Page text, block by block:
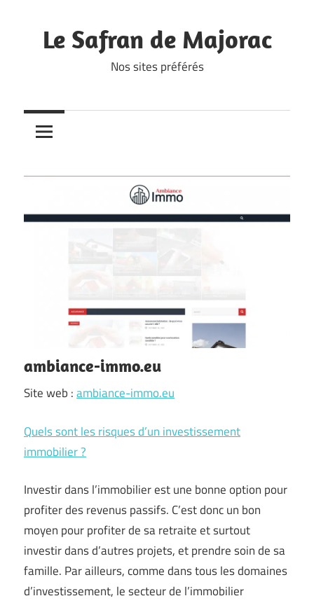
content
Le Safran de Majorac
Nos sites préférés
ambiance-immo.eu
Site web :ambiance-immo.eu
Quels sont les risques d’un investissement
immobilier ?
Investir dans l’immobilier est une bonne option pour
profiter des revenus passifs. C’est donc un bon
moyen pour profiter de sa retraite et surtout
investir dans d’autres projets, et prendre soin de sa
famille. Par ailleurs, comme dans tous les domaines
d’investissement, le secteur de l’immobilier